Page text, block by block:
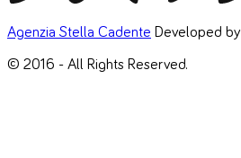
Agenzia Stella Cadente Developed by
© 2016 - All Rights Reserved.